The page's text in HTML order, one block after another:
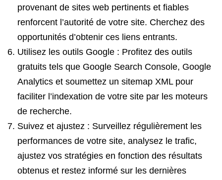
provenant de sites web pertinents et fiables
renforcent l’autorité de votre site. Cherchez des
opportunités d’obtenir ces liens entrants.
Utilisez les outils Google : Profitez des outils
gratuits tels que Google Search Console, Google
Analytics et soumettez un sitemap XML pour
faciliter l’indexation de votre site par les moteurs
de recherche.
Suivez et ajustez : Surveillez régulièrement les
performances de votre site, analysez le trafic,
ajustez vos stratégies en fonction des résultats
obtenus et restez informé sur les dernières